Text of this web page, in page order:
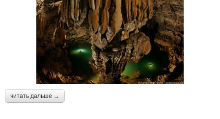
читать дальше →